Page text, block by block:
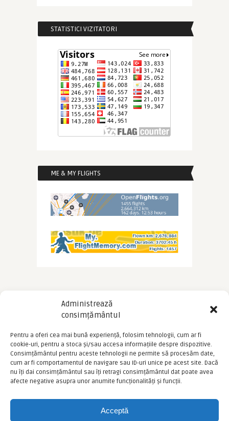
Administrează
consimțământul
Pentru a oferi cea mai bună experiență, folosim tehnologii, cum ar fi
cookie-uri, pentru a stoca și/sau accesa informațiile despre dispozitive.
Consimțământul pentru aceste tehnologii ne permite să procesăm date,
cum ar fi comportamentul de navigare sau ID-uri unice pe acest site. Dacă
nu îți dai consimțământul sau îți retragi consimțământul dat poate avea
afecte negative asupra unor anumite funcționalități și funcții.
Acceptă
STATISTICI VIZITATORI
ME & MY FLIGHTS